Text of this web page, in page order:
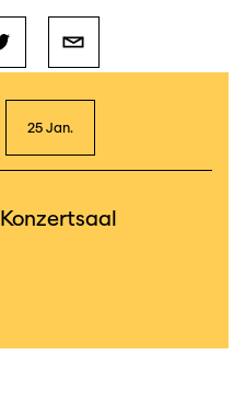
25 Jan.
Konzertsaal